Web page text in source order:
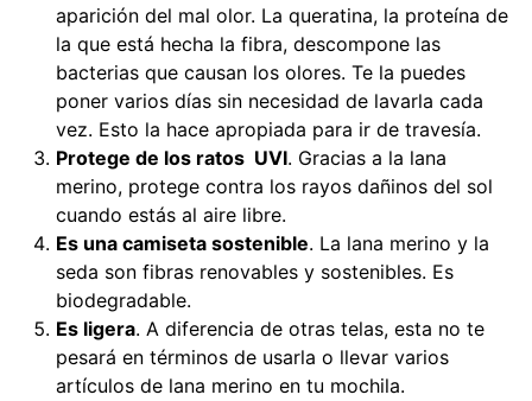
aparición del mal olor. La queratina, la proteína de
la que está hecha la fibra, descompone las
bacterias que causan los olores. Te la puedes
poner varios días sin necesidad de lavarla cada
vez. Esto la hace apropiada para ir de travesía.
Protege de los ratos UVI. Gracias a la lana
merino, protege contra los rayos dañinos del sol
cuando estás al aire libre.
Es una camiseta sostenible. La lana merino y la
seda son fibras renovables y sostenibles. Es
biodegradable.
Es ligera. A diferencia de otras telas, esta no te
pesará en términos de usarla o llevar varios
artículos de lana merino en tu mochila.